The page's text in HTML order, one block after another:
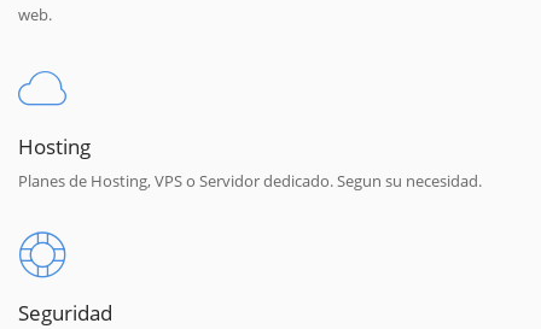
web.
Hosting
Planes de Hosting, VPS o Servidor dedicado. Segun su necesidad.
Seguridad